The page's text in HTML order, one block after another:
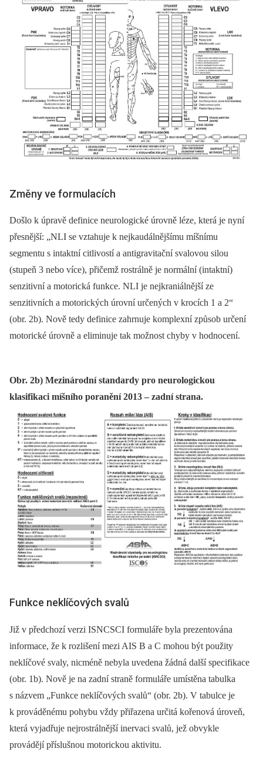
Změny ve formulacích
Došlo k úpravě definice neurologické úrovně léze, která je nyní
přesnější: „NLI se vztahuje k nejkaudálnějšímu míšnímu
segmentu s intaktní citlivostí a antigravitační svalovou silou
(stupeň 3 nebo více), přičemž rostrálně je normální (intaktní)
senzitivní a motorická funkce. NLI je nejkraniálnější ze
senzitivních a motorických úrovní určených v krocích 1 a 2“
(obr. 2b). Nově tedy definice zahrnuje komplexní způsob určení
motorické úrovně a eliminuje tak možnost chyby v hodnocení.
Obr. 2b) Mezinárodní standardy pro neurologickou
klasifikaci míšního poranění 2013 – zadní strana.
Funkce neklíčových svalů
Již v předchozí verzi ISNCSCI formuláře byla prezentována
informace, že k rozlišení mezi AIS B a C mohou být použity
neklíčové svaly, nicméně nebyla uvedena žádná další specifikace
(obr. 1b). Nově je na zadní straně formuláře umístěna tabulka
s názvem „Funkce neklíčových svalů“ (obr. 2b). V tabulce je
k prováděnému pohybu vždy přiřazena určitá kořenová úroveň,
která vyjadřuje nejrostrálnější inervaci svalů, jež obvykle
provádějí příslušnou motorickou aktivitu.